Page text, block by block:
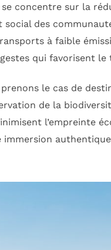
concentre sur la
des
à faible
qui favorisent le
le cas de
de la
l’empreinte